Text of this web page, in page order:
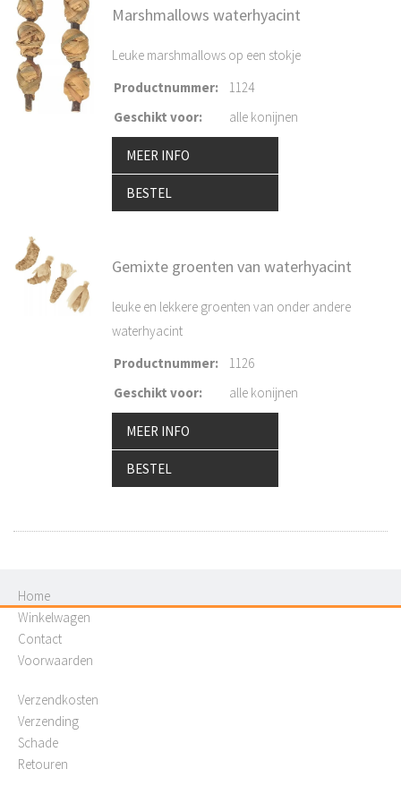
Marshmallows waterhyacint
Leuke marshmallows op een stokje
Productnummer:
1124
Geschikt voor: alle konijnen
MEER INFO
BESTEL
Gemixte groenten van waterhyacint
leuke en lekkere groenten van onder andere
waterhyacint
Productnummer:
1126
Geschikt voor: alle konijnen
MEER INFO
BESTEL
Home
Winkelwagen
Contact
Voorwaarden
Verzendkosten
Verzending
Schade
Retouren